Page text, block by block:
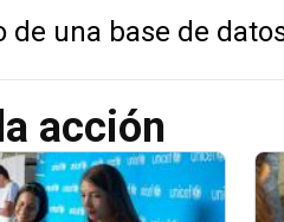
de una base de
acción